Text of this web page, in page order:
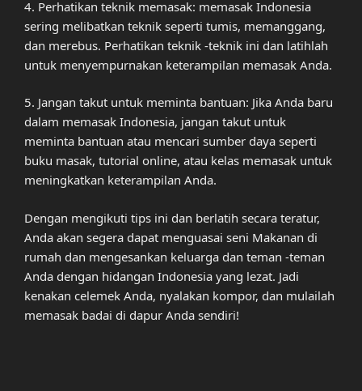
4. Perhatikan teknik memasak: memasak Indonesia
sering melibatkan teknik seperti tumis, memanggang,
dan merebus. Perhatikan teknik -teknik ini dan latihlah
untuk menyempurnakan keterampilan memasak Anda.
5. Jangan takut untuk meminta bantuan: Jika Anda baru
dalam memasak Indonesia, jangan takut untuk
meminta bantuan atau mencari sumber daya seperti
buku masak, tutorial online, atau kelas memasak untuk
meningkatkan keterampilan Anda.
Dengan mengikuti tips ini dan berlatih secara teratur,
Anda akan segera dapat menguasai seni Makanan di
rumah dan mengesankan keluarga dan teman -teman
Anda dengan hidangan Indonesia yang lezat. Jadi
kenakan celemek Anda, nyalakan kompor, dan mulailah
memasak badai di dapur Anda sendiri!